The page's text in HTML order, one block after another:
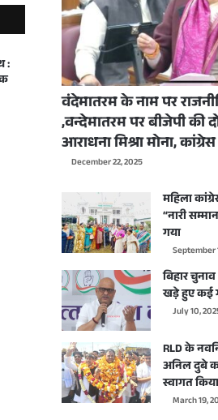
:
वंदेमातरम के नाम पर
,वन्देमातरम पर बीजेपी की
आराधना मिश्रा मोना, कांग्रेस
December 22, 2025
महिला
“नारी
गया
September
बिहार
खड़े हुए कई
July 10,
RLD के
अनिल दुबे
स्वागत
March 19,